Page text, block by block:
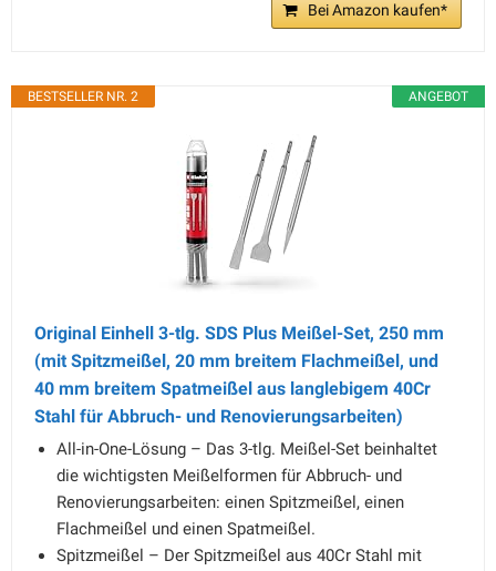
Bei Amazon kaufen*
ANGEBOT
BESTSELLER NR. 2
Original Einhell 3-tlg. SDS Plus Meißel-Set, 250 mm
(mit Spitzmeißel, 20 mm breitem Flachmeißel, und
40 mm breitem Spatmeißel aus langlebigem 40Cr
Stahl für Abbruch- und Renovierungsarbeiten)
All-in-One-Lösung – Das 3-tlg. Meißel-Set beinhaltet
die wichtigsten Meißelformen für Abbruch- und
Renovierungsarbeiten: einen Spitzmeißel, einen
Flachmeißel und einen Spatmeißel.
Spitzmeißel – Der Spitzmeißel aus 40Cr Stahl mit